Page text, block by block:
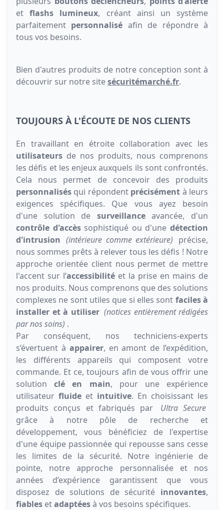
etflashs lumineux, créant ainsi un système
parfaitement personnalisé afin de répondre à
tous vos besoins.
Bien d'autres produits de notre conception sont à
découvrir sur notre sitesécuritémarché.fr.
TOUJOURS À L'ÉCOUTE DE NOS CLIENTS
En travaillant en étroite collaboration avec les
utilisateurs de nos produits, nous comprenons
les défis et les enjeux auxquels ils sont confrontés.
Cela nous permet de concevoir des produits
personnalisés qui répondent précisément à leurs
exigences spécifiques. Que vous ayez besoin
d'une solution de surveillanceavancée, d'un
contrôle d'accèssophistiqué ou d'unedétection
d'intrusion (intérieure comme extérieure) précise,
nous sommes prêts à relever tous les défis ! Notre
approche orientée client nous permet de mettre
l'accent sur l’accessibilité et la prise en mains de
nos produits. Nous comprenons que des solutions
complexes ne sont utiles que si elles sont faciles à
installer et à utiliser (notices entièrement rédigées
par nos soins) .
Par conséquent, nos techniciens-experts
s’évertuent à appairer, en amont de l’expédition,
les différents appareils qui composent votre
commande. Et ce, toujours afin de vous offrir une
solutionclé en main, pour une expérience
utilisateur fluide et intuitive. En choisissant les
produits conçus et fabriqués par
Ultra Secure
grâce à notre pôle de recherche et
développement, vous bénéficiez de l'expertise
d'une équipe passionnée qui repousse sans cesse
les limites de la sécurité. Notre ingénierie de
pointe, notre approche personnalisée et nos
années d’expérience garantissent que vous
disposez de solutions de sécurité innovantes,
fiables etadaptéesà vos besoins spécifiques.